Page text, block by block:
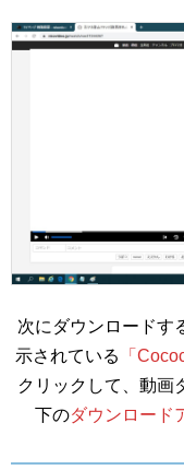
次にダウンロードす
示されている
「
クリックして、動画
下のダウンロード